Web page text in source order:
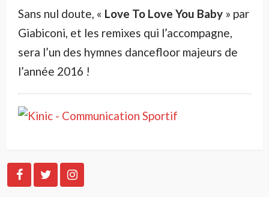
Sans nul doute, « Love To Love You Baby » par
Giabiconi, et les remixes qui l’accompagne,
sera l’un des hymnes dancefloor majeurs de
l’année 2016 !